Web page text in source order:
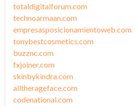
totaldigitalforum.com
technoarmaan.com
empresasposicionamientoweb.com
tonybestcosmetics.com
buzznc.com
fxjoiner.com
skinbykindra.com
alltherageface.com
codenational.com